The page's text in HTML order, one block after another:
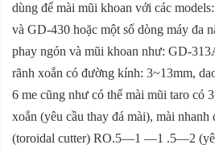
dùng để mài mũi khoan với các
và GD-430 hoặc một số dòng máy đa
phay ngón và mũi khoan như: GD-
rãnh xoắn có đường kính: 3~13mm,
6 me cũng như có thể mài mũi taro có
xoắn (yêu cầu thay đá mài), mài nhanh
(toroidal cutter) RO.5—1 —1 .5—2